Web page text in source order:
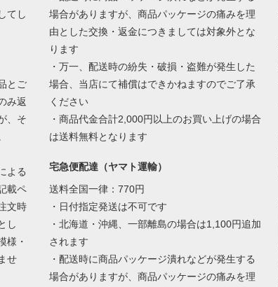
てし
とご
み返
、そ
よる
載ペ
文時
し
様・
せ
場合がありますが、商品パッケージの痛みを理
由とした交換・返金につきましては対象外とな
ります
・万一、配送時の紛失・破損・盗難が発生した
場合、当店にて補償はできかねますのでご了承
ください
・商品代金合計2,000円以上のお買い上げの場合
は送料無料となります
宅急便配達（ヤマト運輸）
送料全国一律：770円
・日付指定発送は不可です
・北海道・沖縄、一部離島の場合は1,100円追加
されます
・配送時に商品パッケージ潰れなどが発生する
場合がありますが、商品パッケージの痛みを理